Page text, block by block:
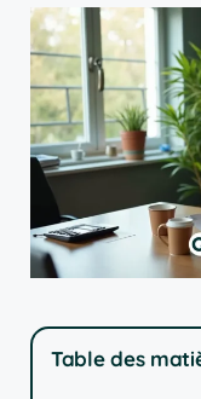
Table des